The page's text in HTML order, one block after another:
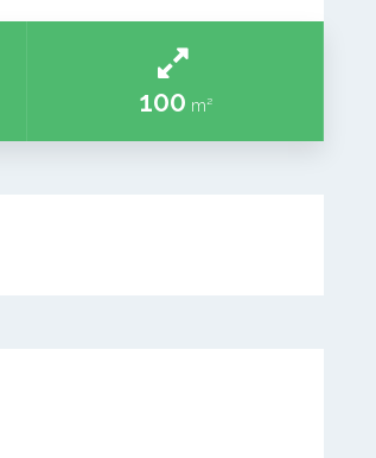
100 m²